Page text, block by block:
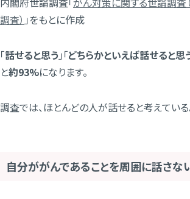
調査） 」をもとに作成
「話せると思う 」「どちらかといえば話せると思
と約93%になります。
調査では、ほとんどの人が話せると考えている
自分ががんであることを周囲に話さな